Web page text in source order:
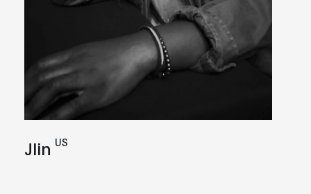
Jlin US